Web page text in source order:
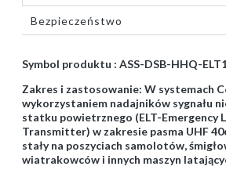
Bezpieczeństwo
Symbol produktu : ASS-DSB-HHQ-
Zakres i zastosowanie: W systemach
wykorzystaniem nadajników sygnału
statku powietrznego (ELT-Emergency
Transmitter) w zakresie pasma UHF
stały na poszyciach samolotów,
wiatrakowców i innych maszyn